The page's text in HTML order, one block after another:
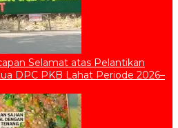
Selamat atas Pelantikan
DPC PKB Lahat Periode 2026–